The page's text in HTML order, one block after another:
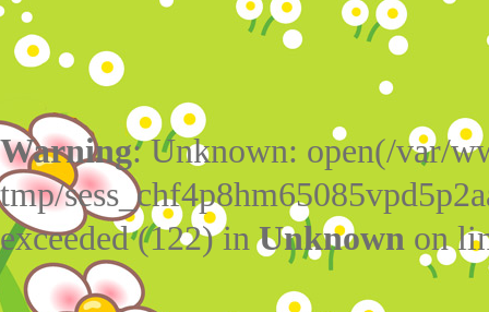
Warning: Unknown: open(/var/
tmp/
exceeded (122) inUnknown on